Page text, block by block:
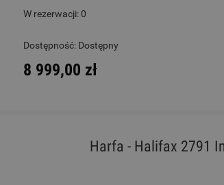
W rezerwacji: 0
Dostępność: Dostępny
8 999,00 zł
Harfa - Halifax 2791